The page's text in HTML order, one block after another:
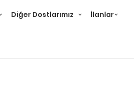
Diğer Dostlarımız İlanlar